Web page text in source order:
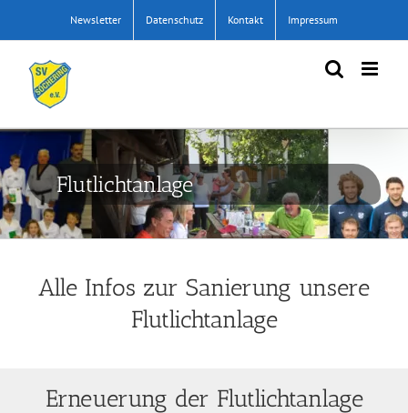
Newsletter Datenschutz Kontakt Impressum
Flutlichtanlage
Alle Infos zur Sanierung unsere
Flutlichtanlage
Erneuerung der Flutlichtanlage